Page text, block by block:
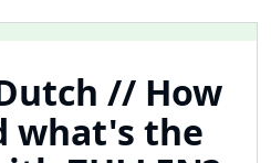
// How
what's the